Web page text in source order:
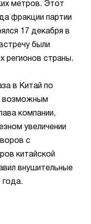
метров. Этот
фракции партии
17 декабря в
были
регионов страны.
в Китай по
возможным
компании,
увеличении
с
китайской
внушительные
года.